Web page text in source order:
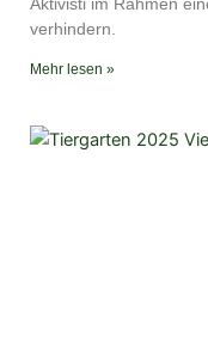
verhindern.
Mehr lesen »